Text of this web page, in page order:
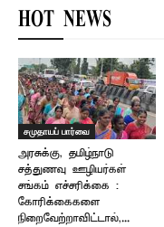
HOT NEWS
சமுதாயப் பார்வை
அரசுக்கு, தமிழ்நாடு
சத்துணவு ஊழியர்கள்
சங்கம் எச்சரிக்கை :
கோரிக்கைகளை
நிறைவேற்றாவிட்டால்,...